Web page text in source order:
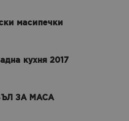
масипечки
кухня 2017
ЗА МАСА